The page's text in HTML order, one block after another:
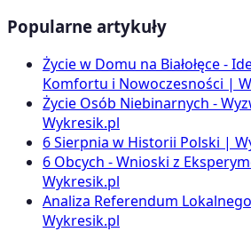
Popularne artykuły
Życie w Domu na Białołęce -
Komfortu i Nowoczesności |
Życie Osób Niebinarnych -
Wykresik.pl
6 Sierpnia w Historii Polski |
6 Obcych - Wnioski z
Wykresik.pl
Analiza Referendum
Wykresik.pl